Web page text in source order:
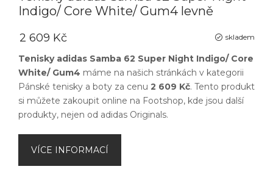
Indigo/ Core White/ Gum4 levně
skladem
2 609 Kč
Tenisky adidas Samba 62 Super Night Indigo/ Core
White/ Gum4 máme na našich stránkách v kategorii
Pánské tenisky a boty za cenu 2 609 Kč. Tento produkt
si můžete zakoupit online na Footshop, kde jsou další
produkty, nejen od adidas Originals.
VÍCE INFORMACÍ